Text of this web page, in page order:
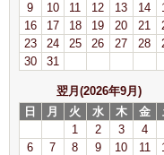
9
10 11 12 13 14
16
17 18 19 20 21
23
24 25 26 27 28
30
31
翌月(2026年9月)
日
月 火 水 木 金
1
2 3 4
6
7 8 9 10 11